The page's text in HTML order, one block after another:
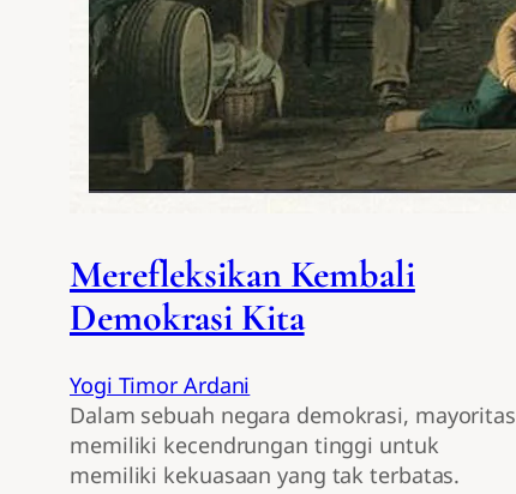
Merefleksikan Kembali
Demokrasi Kita
Yogi Timor Ardani
Dalam sebuah negara demokrasi, mayoritas
memiliki kecendrungan tinggi untuk
memiliki kekuasaan yang tak terbatas.